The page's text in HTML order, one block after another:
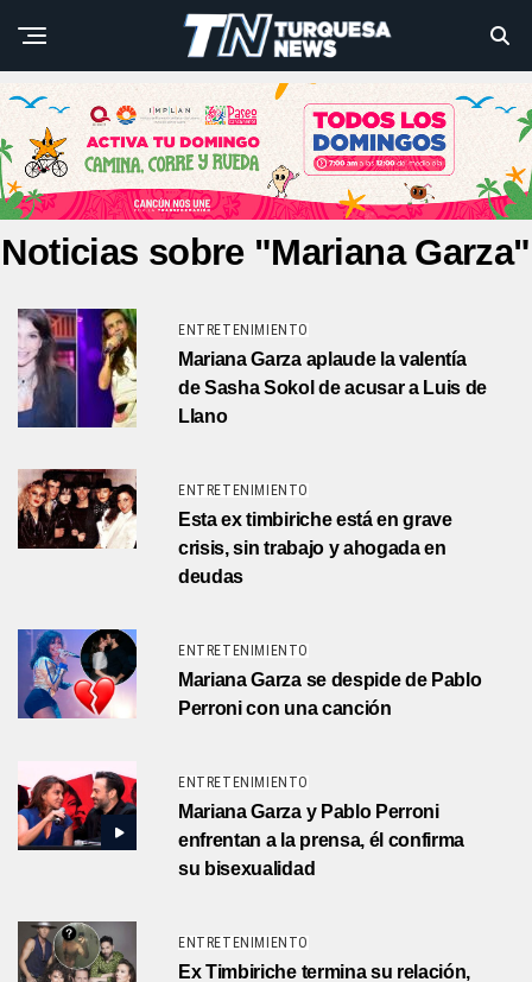
Noticias sobre "Mariana Garza"
ENTRETENIMIENTO
Mariana Garza aplaude la valentía
de Sasha Sokol de acusar a Luis de
Llano
ENTRETENIMIENTO
Esta ex timbiriche está en grave
crisis, sin trabajo y ahogada en
deudas
ENTRETENIMIENTO
Mariana Garza se despide de Pablo
Perroni con una canción
ENTRETENIMIENTO
Mariana Garza y Pablo Perroni
enfrentan a la prensa, él confirma
su bisexualidad
ENTRETENIMIENTO
Ex Timbiriche termina su relación,